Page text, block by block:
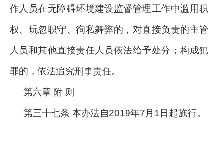
作人员在无障碍环境建设监督管理工作中滥用职
权、玩忽职守、徇私舞弊的，对直接负责的主管
人员和其他直接责任人员依法给予处分；构成犯
罪的，依法追究刑事责任。
第六章 附 则
第三十七条 本办法自2019年7月1日起施行。